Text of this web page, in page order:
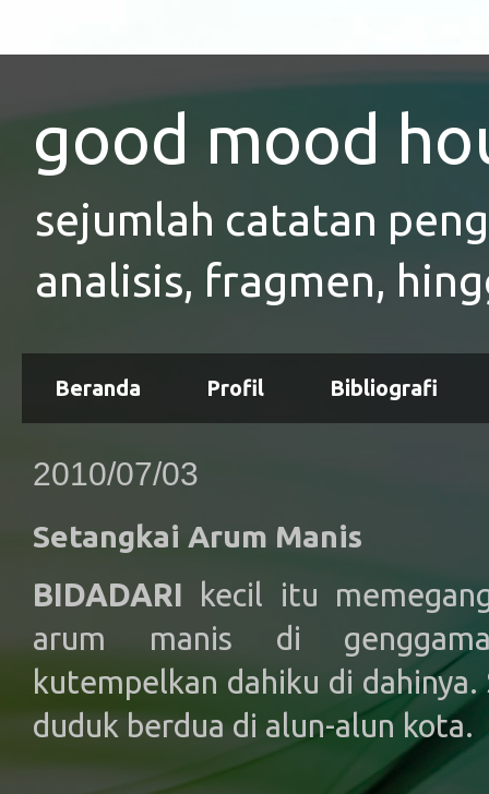
good mood
sejumlah catatan
analisis, fragmen,
Beranda Profil Bibliografi
2010/07/03
Setangkai Arum Manis
BIDADARI kecil itu
arum manis di
kutempelkan dahiku di
duduk berdua di alun-alun kota.